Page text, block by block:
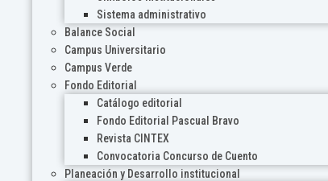
Sistema administrativo
Balance Social
Campus Universitario
Campus Verde
Fondo Editorial
Catálogo editorial
Fondo Editorial Pascual Bravo
Revista CINTEX
Convocatoria Concurso de Cuento
Planeación y Desarrollo institucional